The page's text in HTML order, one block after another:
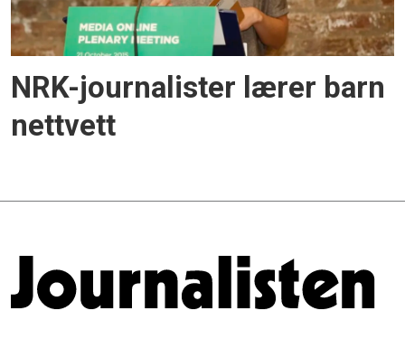
NRK-journalister lærer barn
nettvett